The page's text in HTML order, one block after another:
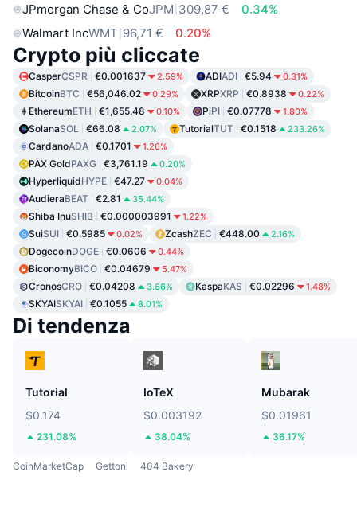
JPmorgan Chase & CoJPM 309,87 €
0.34%
Walmart IncWMT 96,71 € 0.20%
Crypto più cliccate
CasperCSPR €0.001637 2.59% ADIADI €5.94 0.31%
BitcoinBTC €56,046.02 0.29% XRPXRP €0.8938 0.22%
EthereumETH €1,655.48 0.10% PiPI €0.07778 1.80%
SolanaSOL €66.08 2.07% TutorialTUT €0.1518 233.26%
CardanoADA €0.1701 1.26%
PAX GoldPAXG €3,761.19 0.20%
HyperliquidHYPE €47.27 0.04%
AudieraBEAT €2.81 35.44%
Shiba InuSHIB €0.000003991 1.22%
SuiSUI €0.5985 0.02% ZcashZEC €448.00 2.16%
DogecoinDOGE €0.0606 0.44%
BiconomyBICO €0.04679 5.47%
CronosCRO €0.04208 3.66% KaspaKAS €0.02296 1.48%
SKYAISKYAI €0.1055 8.01%
Di tendenza
Tutorial
$0.174
231.08%
IoTeX
$0.003192
38.04%
Mubarak
$0.01961
36.17%
CoinMarketCap Gettoni 404 Bakery